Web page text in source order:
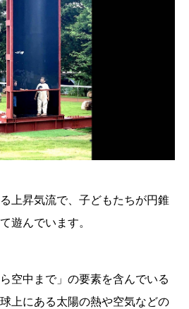
上昇気流で、子どもたちが円錐
遊んでいます。
空中まで」の要素を含んでいる
上にある太陽の熱や空気などの